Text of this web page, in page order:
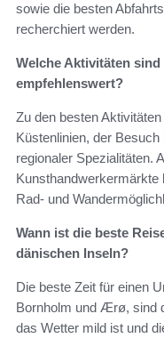
sowie die besten
recherchiert werden.
Welche Aktivitäten
empfehlenswert?
Zu den besten
Küstenlinien, der
regionaler Spezialitäten.
Rad- und
Wann ist die beste
dänischen Inseln?
Die beste Zeit für einen
Bornholm und Ærø, sind
das Wetter mild ist und